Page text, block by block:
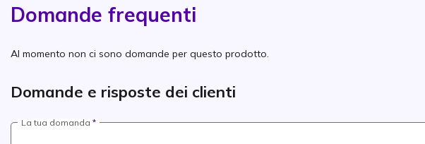
Domande frequenti
Al momento non ci sono domande per questo prodotto.
Domande e risposte dei clienti
La tua domanda